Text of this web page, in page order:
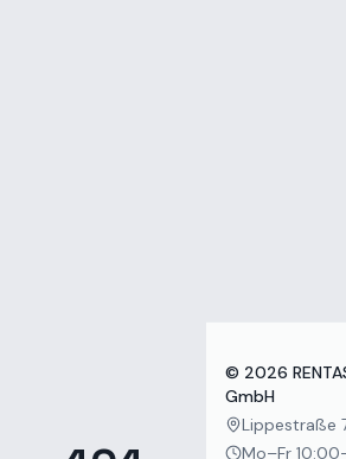
© 2026
GmbH
Lippestraße
Mo–Fr